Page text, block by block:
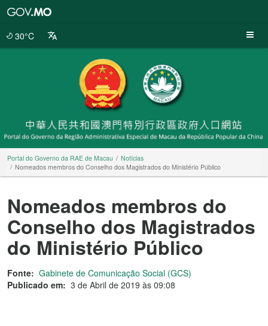
30°C
Portal do Governo da RAE de Macau
Notícias
Nomeados membros do Conselho dos Magistrados do Ministério Público
Nomeados membros do
Conselho dos Magistrados
do Ministério Público
Fonte: Gabinete de Comunicação Social (GCS)
Publicado em: 3 de Abril de 2019 às 09:08